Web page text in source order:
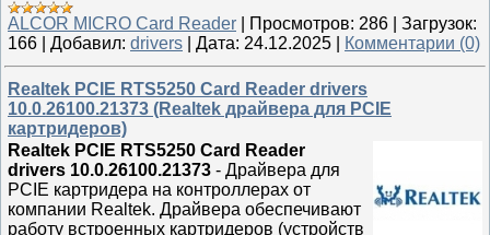
ALCOR MICRO Card Reader
Просмотров: 286
Загрузок:
166
Добавил: drivers Дата: 24.12.2025 Комментарии (0)
Realtek PCIE RTS5250 Card Reader drivers
10.0.26100.21373 (Realtek драйвера для PCIE
картридеров)
Realtek PCIE RTS5250 Card Reader
drivers 10.0.26100.21373 - Драйвера для
PCIE картридера на контроллерах от
компании Realtek. Драйвера обеспечивают
работу встроенных картридеров (устройств